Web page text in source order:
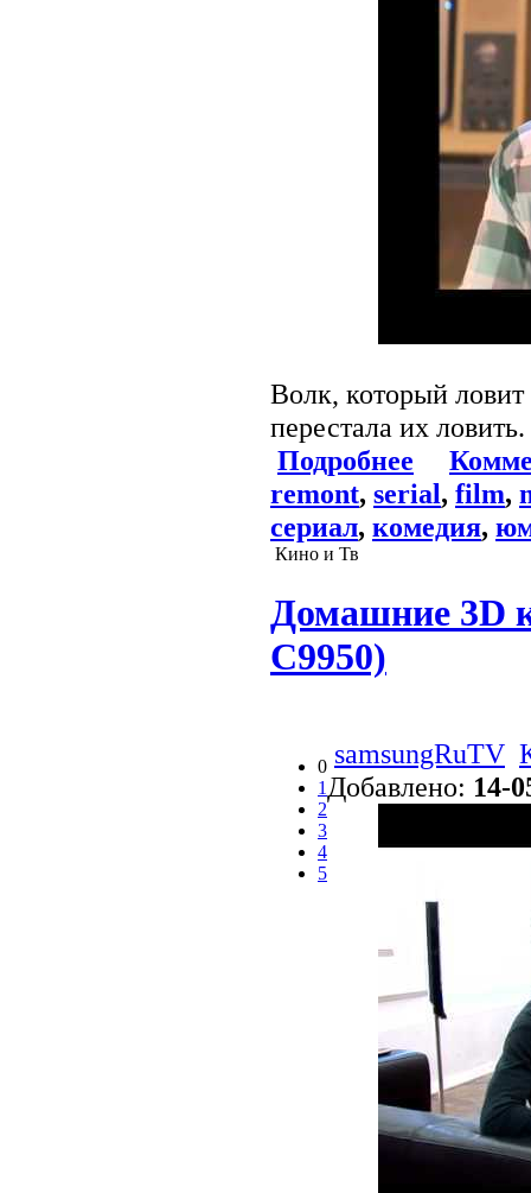
Волк, который
перестала их
Подробнее
remont, serial, film,
сериал, комедия,
Кино и Тв
Домашние 3D
C9950)
0
1
2
3
4
5
samsungRuTV
Добавлено: 14-